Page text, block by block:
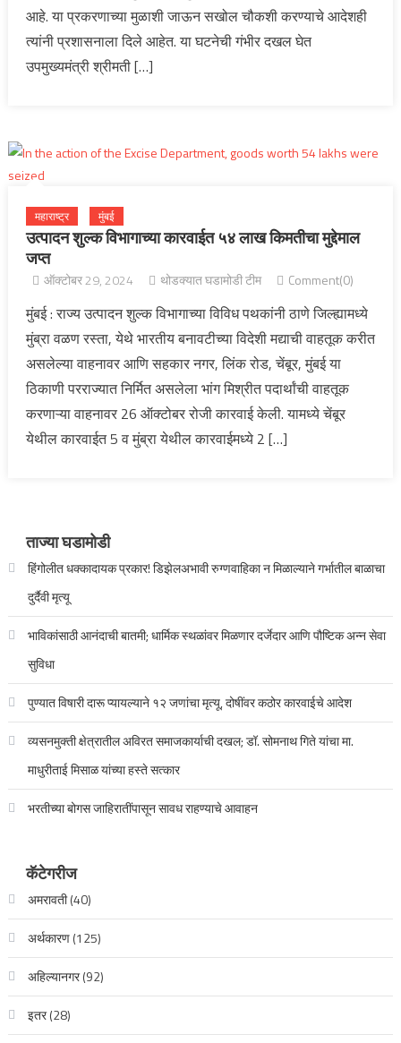
आहे. या प्रकरणाच्या मुळाशी जाऊन सखोल चौकशी करण्याचे आदेशही
त्यांनी प्रशासनाला दिले आहेत. या घटनेची गंभीर दखल घेत
उपमुख्यमंत्री श्रीमती […]
महाराष्ट्र मुंबई
उत्पादन शुल्क विभागाच्या कारवाईत ५४ लाख किमतीचा मुद्देमाल
जप्त
ऑक्टोबर 29, 2024 थोडक्यात घडामोडी टीम Comment(0)
मुंबई : राज्य उत्पादन शुल्क विभागाच्या विविध पथकांनी ठाणे जिल्ह्यामध्ये
मुंब्रा वळण रस्ता, येथे भारतीय बनावटीच्या विदेशी मद्याची वाहतूक करीत
असलेल्या वाहनावर आणि सहकार नगर, लिंक रोड, चेंबूर, मुंबई या
ठिकाणी परराज्यात निर्मित असलेला भांग मिश्रीत पदार्थांची वाहतूक
करणाऱ्या वाहनावर 26 ऑक्टोबर रोजी कारवाई केली. यामध्ये चेंबूर
येथील कारवाईत 5 व मुंब्रा येथील कारवाईमध्ये 2 […]
ताज्या घडामोडी
हिंगोलीत धक्कादायक प्रकार! डिझेलअभावी रुग्णवाहिका न मिळाल्याने गर्भातील बाळाचा
दुर्दैवी मृत्यू
भाविकांसाठी आनंदाची बातमी; धार्मिक स्थळांवर मिळणार दर्जेदार आणि पौष्टिक अन्न सेवा
सुविधा
पुण्यात विषारी दारू प्यायल्याने १२ जणांचा मृत्यू, दोषींवर कठोर कारवाईचे आदेश
व्यसनमुक्ती क्षेत्रातील अविरत समाजकार्याची दखल; डॉ. सोमनाथ गिते यांचा मा.
माधुरीताई मिसाळ यांच्या हस्ते सत्कार
भरतीच्या बोगस जाहिरातींपासून सावध राहण्याचे आवाहन
कॅटेगरीज
अमरावती(40)
अर्थकारण(125)
अहिल्यानगर(92)
इतर(28)